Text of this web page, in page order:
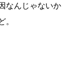
なんじゃないか